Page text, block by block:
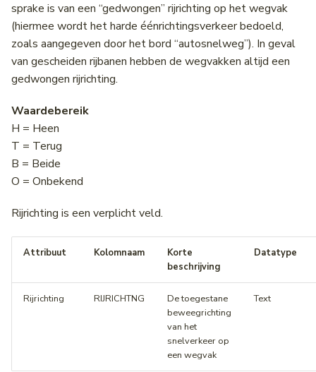
sprake is van een “gedwongen” rijrichting op het wegvak
(hiermee wordt het harde éénrichtingsverkeer bedoeld,
zoals aangegeven door het bord “autosnelweg”). In geval
van gescheiden rijbanen hebben de wegvakken altijd een
gedwongen rijrichting.
Waardebereik
H = Heen
T = Terug
B = Beide
O = Onbekend
Rijrichting is een verplicht veld.
Attribuut Kolomnaam
Korte
beschrijving
Datatype
Rijrichting RIJRICHTNG
De toegestane
beweegrichting
van het
snelverkeer op
een wegvak
Text